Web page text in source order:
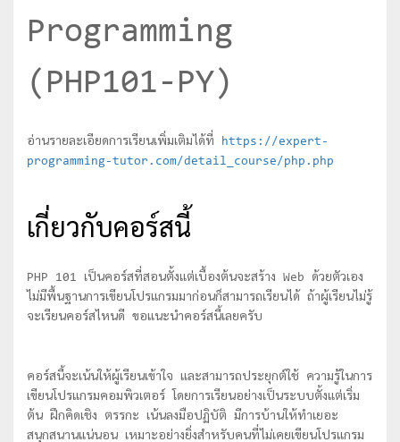
Programming
(PHP101-PY)
อ่านรายละเอียดการเรียนเพิ่มเติมได้ที่
https://expert-
programming-tutor.com/detail_course/php.php
เกี่ยวกับคอร์สนี้
PHP 101 เป็นคอร์สที่สอนตั้งแต่เบื้องต้นจะสร้าง Web ด้วยตัวเอง
ไม่มีพื้นฐานการเขียนโปรแกรมมาก่อนก็สามารถเรียนได้ ถ้าผู้เรียนไม่รู้
จะเรียนคอร์สไหนดี ขอแนะนำคอร์สนี้เลยครับ
คอร์สนี้จะเน้นให้ผู้เรียนเข้าใจ และสามารถประยุกต์ใช้ ความรู้ในการ
เขียนโปรแกรมคอมพิวเตอร์ โดยการเรียนอย่างเป็นระบบตั้งแต่เริ่ม
ต้น ฝึกคิดเชิง ตรรกะ เน้นลงมือปฏิบัติ มีการบ้านให้ทำเยอะ
สนุกสนานแน่นอน เหมาะอย่างยิ่งสำหรับคนที่ไม่เคยเขียนโปรแกรม